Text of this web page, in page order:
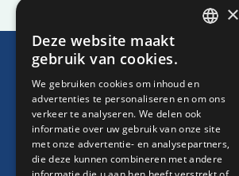
×
Deze website maakt
gebruik van cookies.
We gebruiken cookies om inhoud en
advertenties te personaliseren en om ons
verkeer te analyseren. We delen ook
informatie over uw gebruik van onze site
met onze advertentie- en analysepartners,
die deze kunnen combineren met andere